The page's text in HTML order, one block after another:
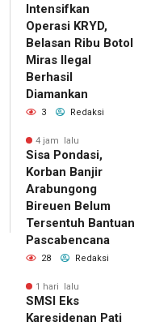
Intensifkan
Operasi KRYD,
Belasan Ribu Botol
Miras Ilegal
Berhasil
Diamankan
3 Redaksi
4 jam lalu
Sisa Pondasi,
Korban Banjir
Arabungong
Bireuen Belum
Tersentuh Bantuan
Pascabencana
28 Redaksi
1 hari lalu
SMSI Eks
Karesidenan Pati